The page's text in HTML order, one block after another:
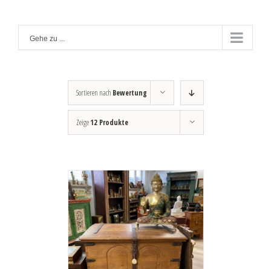
Gehe zu ...
Sortieren nach Bewertung
Zeige12 Produkte